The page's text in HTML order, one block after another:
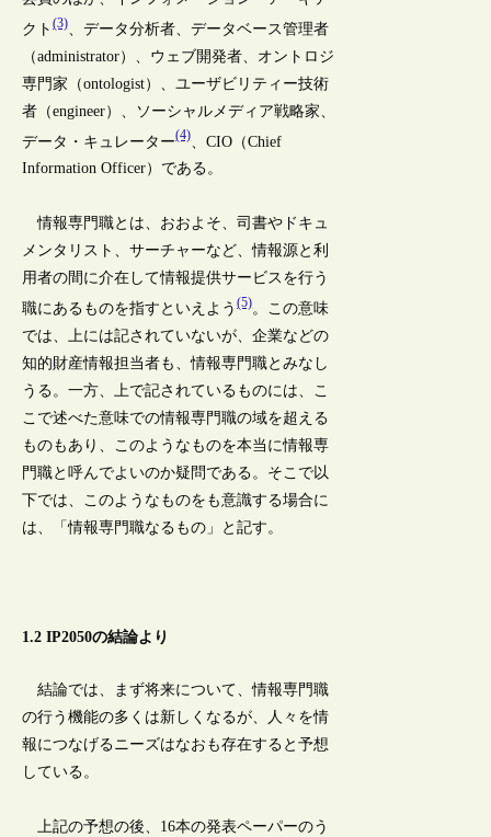
クト(3)、データ分析者、データベース管理者
（administrator）、ウェブ開発者、オントロジ
専門家（ontologist）、ユーザビリティー技術
者（engineer）、ソーシャルメディア戦略家、
データ・キュレーター(4)、CIO（Chief
Information Officer）である。
情報専門職とは、おおよそ、司書やドキュ
メンタリスト、サーチャーなど、情報源と利
用者の間に介在して情報提供サービスを行う
職にあるものを指すといえよう(5)。この意味
では、上には記されていないが、企業などの
知的財産情報担当者も、情報専門職とみなし
うる。一方、上で記されているものには、こ
こで述べた意味での情報専門職の域を超える
ものもあり、このようなものを本当に情報専
門職と呼んでよいのか疑問である。そこで以
下では、このようなものをも意識する場合に
は、「情報専門職なるもの」と記す。
1.2 IP2050の結論より
結論では、まず将来について、情報専門職
の行う機能の多くは新しくなるが、人々を情
報につなげるニーズはなおも存在すると予想
している。
上記の予想の後、16本の発表ペーパーのう